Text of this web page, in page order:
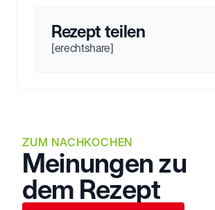
Rezept teilen
[erechtshare]
ZUM NACHKOCHEN
Meinungen zu
dem Rezept